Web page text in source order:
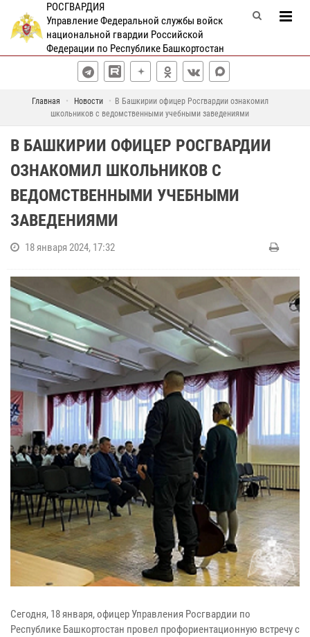
РОСГВАРДИЯ
Управление Федеральной службы войск
национальной гвардии Российской
Федерации по Республике Башкортостан
Главная Новости
В Башкирии офицер Росгвардии ознакомил
школьников с ведомственными учебными заведениями
В БАШКИРИИ ОФИЦЕР РОСГВАРДИИ
ОЗНАКОМИЛ ШКОЛЬНИКОВ С
ВЕДОМСТВЕННЫМИ УЧЕБНЫМИ
ЗАВЕДЕНИЯМИ
18 января 2024, 17:32
Сегодня, 18 января, офицер Управления Росгвардии по
Республике Башкортостан провел профориентационную встречу с